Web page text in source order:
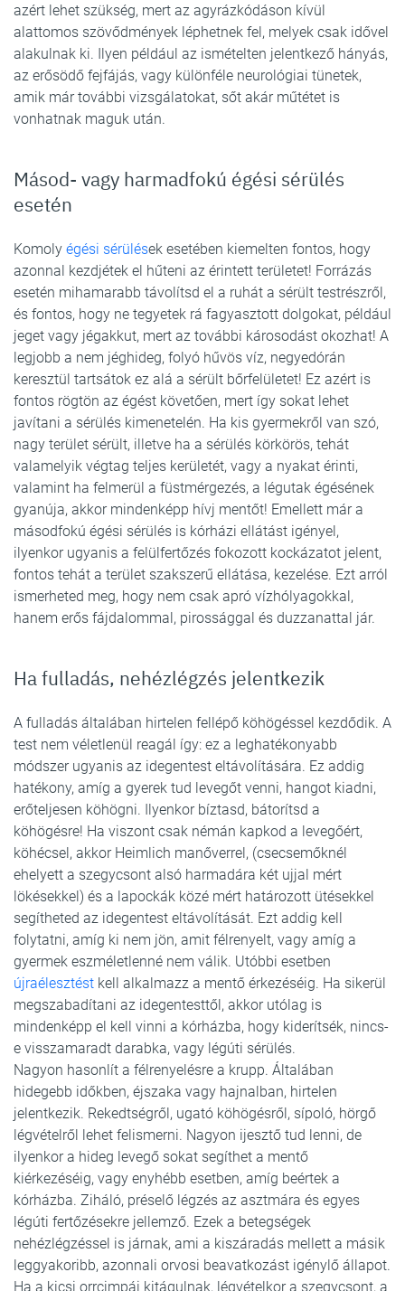
azért lehet szükség, mert az agyrázkódáson kívül
alattomos szövődmények léphetnek fel, melyek csak idővel
alakulnak ki. Ilyen például az ismételten jelentkező hányás,
az erősödő fejfájás, vagy különféle neurológiai tünetek,
amik már további vizsgálatokat, sőt akár műtétet is
vonhatnak maguk után.
Másod- vagy harmadfokú égési sérülés
esetén
Komoly égési sérülések esetében kiemelten fontos, hogy
azonnal kezdjétek el hűteni az érintett területet! Forrázás
esetén mihamarabb távolítsd el a ruhát a sérült testrészről,
és fontos, hogy ne tegyetek rá fagyasztott dolgokat, például
jeget vagy jégakkut, mert az további károsodást okozhat! A
legjobb a nem jéghideg, folyó hűvös víz, negyedórán
keresztül tartsátok ez alá a sérült bőrfelületet! Ez azért is
fontos rögtön az égést követően, mert így sokat lehet
javítani a sérülés kimenetelén. Ha kis gyermekről van szó,
nagy terület sérült, illetve ha a sérülés körkörös, tehát
valamelyik végtag teljes kerületét, vagy a nyakat érinti,
valamint ha felmerül a füstmérgezés, a légutak égésének
gyanúja, akkor mindenképp hívj mentőt! Emellett már a
másodfokú égési sérülés is kórházi ellátást igényel,
ilyenkor ugyanis a felülfertőzés fokozott kockázatot jelent,
fontos tehát a terület szakszerű ellátása, kezelése. Ezt arról
ismerheted meg, hogy nem csak apró vízhólyagokkal,
hanem erős fájdalommal, pirossággal és duzzanattal jár.
Ha fulladás, nehézlégzés jelentkezik
A fulladás általában hirtelen fellépő köhögéssel kezdődik. A
test nem véletlenül reagál így: ez a leghatékonyabb
módszer ugyanis az idegentest eltávolítására. Ez addig
hatékony, amíg a gyerek tud levegőt venni, hangot kiadni,
erőteljesen köhögni. Ilyenkor bíztasd, bátorítsd a
köhögésre! Ha viszont csak némán kapkod a levegőért,
köhécsel, akkor Heimlich manőverrel, (csecsemőknél
ehelyett a szegycsont alsó harmadára két ujjal mért
lökésekkel) és a lapockák közé mért határozott ütésekkel
segítheted az idegentest eltávolítását. Ezt addig kell
folytatni, amíg ki nem jön, amit félrenyelt, vagy amíg a
gyermek eszméletlenné nem válik. Utóbbi esetben
újraélesztést kell alkalmazz a mentő érkezéséig. Ha sikerül
megszabadítani az idegentesttől, akkor utólag is
mindenképp el kell vinni a kórházba, hogy kiderítsék, nincs-
e visszamaradt darabka, vagy légúti sérülés.
Nagyon hasonlít a félrenyelésre a krupp. Általában
hidegebb időkben, éjszaka vagy hajnalban, hirtelen
jelentkezik. Rekedtségről, ugató köhögésről, sípoló, hörgő
légvételről lehet felismerni. Nagyon ijesztő tud lenni, de
ilyenkor a hideg levegő sokat segíthet a mentő
kiérkezéséig, vagy enyhébb esetben, amíg beértek a
kórházba. Ziháló, préselő légzés az asztmára és egyes
légúti fertőzésekre jellemző. Ezek a betegségek
nehézlégzéssel is járnak, ami a kiszáradás mellett a másik
leggyakoribb, azonnali orvosi beavatkozást igénylő állapot.
Ha a kicsi orrcimpái kitágulnak, légvételkor a szegycsont, a